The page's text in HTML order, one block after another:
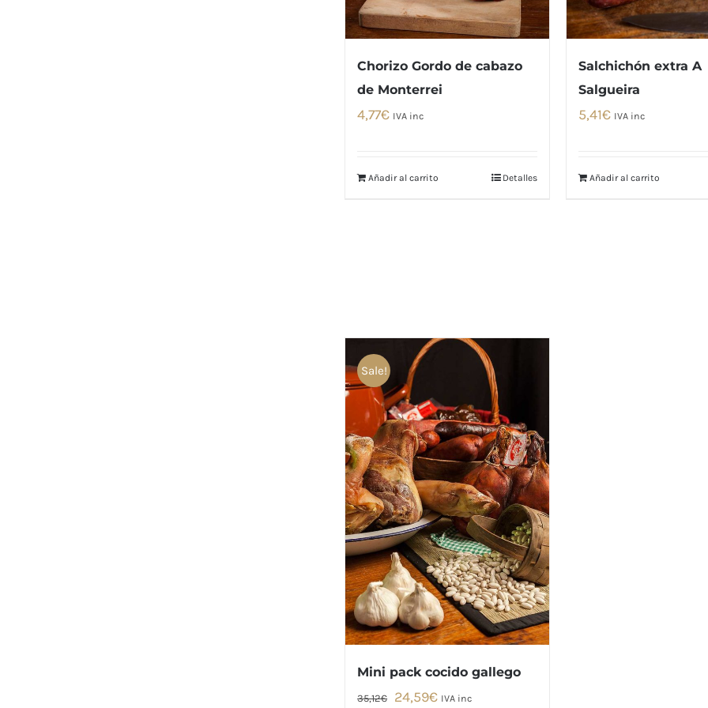
Chorizo Gordo de cabazo
de Monterrei
4,77€ IVA inc
Añadir al carrito Detalles
Salchichón extra A
Salgueira
5,41€ IVA inc
Añadir al carrito
Sale!
Mini pack cocido gallego
35,12€ El
24,59€ElIVA inc